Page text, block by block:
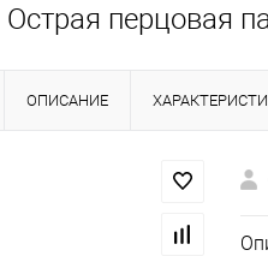
Острая перцовая
ОПИСАНИЕ